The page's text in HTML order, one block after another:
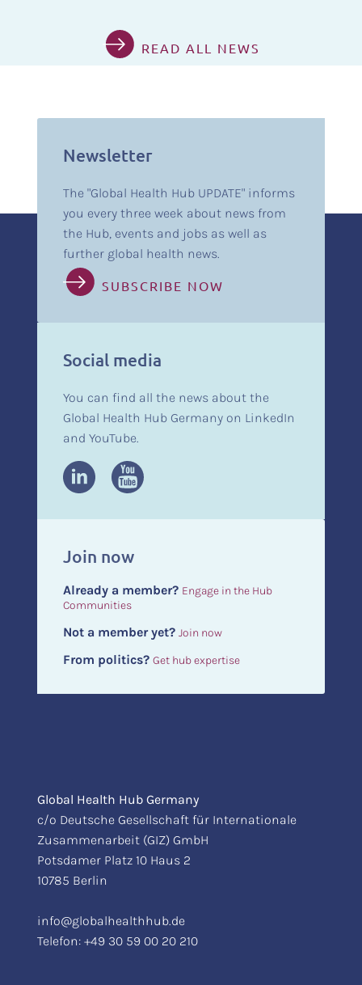
READ ALL NEWS
Newsletter
The "Global Health Hub UPDATE" informs
you every three week about news from
the Hub, events and jobs as well as
further global health news.
SUBSCRIBE NOW
Social media
You can find all the news about the
Global Health Hub Germany on LinkedIn
and YouTube.
Join now
Already a member? Engage in the Hub
Communities
Not a member yet? Join now
From politics? Get hub expertise
Global Health Hub Germany
c/o Deutsche Gesellschaft für Internationale
Zusammenarbeit (GIZ) GmbH
Potsdamer Platz 10 Haus 2
10785 Berlin
info@globalhealthhub.de
Telefon: +49 30 59 00 20 210